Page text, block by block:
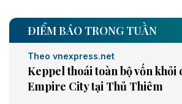
ĐIỂM BÁO TRONG TUẦN
Theo vnexpress.net
Keppel thoái toàn bộ vốn khỏi
Empire City tại Thủ Thiêm